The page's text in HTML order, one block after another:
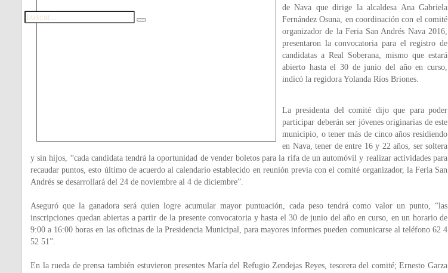
de Nava que dirige la alcaldesa Ana Gabriela
Fernández Osuna, en coordinación con el comité
organizador de la Feria San Andrés Nava 2016,
presentaron la convocatoria para el registro de
candidatas a Real Soberana, mismo que estará
abierto hasta el 30 de junio del año en curso,
indicó la regidora Yolanda Ríos Briones.
La presidenta del comité dijo que para poder
participar deberán ser jóvenes originarias de este
municipio, o tener más de cinco años residiendo
en Nava, tener de entre 16 y 22 años, ser soltera
y sin hijos, “cada candidata tendrá la oportunidad de vender boletos para la rifa de un automóvil y realizar actividades para
recaudar puntos, esto último de acuerdo al calendario establecido en reunión previa con el comité organizador, la Feria San
Andrés se desarrollará del 24 de noviembre al 4 de diciembre”.
Aseguró que la ganadora será quien logre acumular mayor puntuación, cada peso tendrá como valor un punto, “las
inscripciones quedan abiertas a partir de la presente convocatoria y hasta el 30 de junio del año en curso, en un horario de
9:00 a 16:00 horas en las oficinas de la Presidencia Municipal, para mayores informes pueden comunicarse al teléfono 62 4
52 51”.
En la rueda de prensa también estuvieron presentes María del Refugio Zendejas Reyes, tesorera del comité; Ernesto Garza